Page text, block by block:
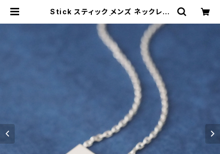
Stick スティック メンズ ネックレス